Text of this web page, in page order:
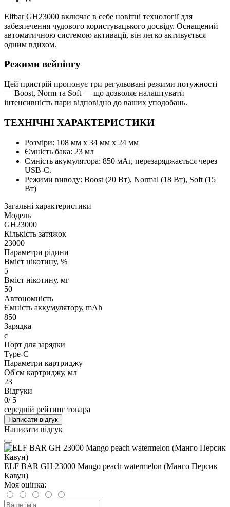
Elfbar GH23000 включає в себе новітні технології для
забезпечення чудового користувацького досвіду. Оснащений
автоматичною системою активації, він легко активується
одним вдихом.
Режими вейпінгу
Цей пристрій пропонує три регульовані режими потужності
— Boost, Norm та Soft — що дозволяє налаштувати
інтенсивність пари відповідно до ваших уподобань.
ТЕХНІЧНІ ХАРАКТЕРИСТИКИ
Розміри: 108 мм х 34 мм х 24 мм
Ємність бака: 23 мл
Ємність акумулятора: 850 мАг, перезаряджається через
USB-C.
Режими виводу: Boost (20 Вт), Normal (18 Вт), Soft (15
Вт)
Загальні характеристики
Модель
GH23000
Кількість затяжок
23000
Параметри рідини
Вміст нікотину, %
5
Вміст нікотину, мг
50
Автономність
Ємність аккумулятору, mAh
850
Зарядка
є
Порт для зарядки
Type-C
Параметри картриджу
Об'єм картриджу, мл
23
Відгуки
0/ 5
середній рейтинг товара
Написати відгук
Написати відгук
ELF BAR GH 23000 Mango peach watermelon (Манго Персик
Кавун)
Моя оцінка: